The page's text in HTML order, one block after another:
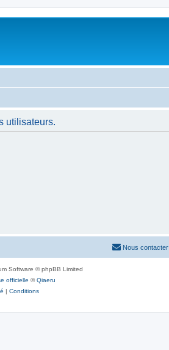
utilisateurs.
Nous contacter
Software © phpBB Limited
officielle ©Qiaeru
| Conditions